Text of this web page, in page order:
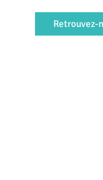
Retrouvez-